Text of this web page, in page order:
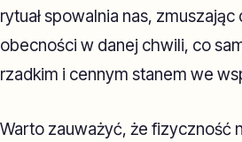
rytuał spowalnia nas,
obecności w danej chwili, co
rzadkim i cennym stanem we
Warto zauważyć, że fizyczność